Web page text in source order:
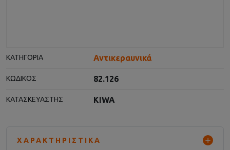
ΚΑΤΗΓΟΡΊΑ Αντικεραυνικά
ΚΩΔΙΚΌΣ 82.126
ΚΑΤΑΣΚΕΥΑΣΤΉΣ KIWA
ΧΑΡΑΚΤΗΡΙΣΤΙΚΆ